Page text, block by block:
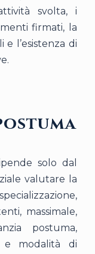
svolta, i
firmati, la
l’esistenza di
solo dal
valutare la
massimale,
postuma,
e modalità di